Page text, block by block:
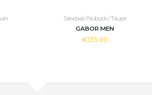
Sandaal / Nubuck / Taupe
GABOR MEN
€135,00